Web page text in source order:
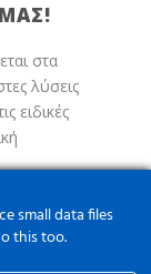
στα
λύσεις
ειδικές
small data files
this too.